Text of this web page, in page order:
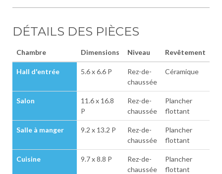
DÉTAILS DES PIÈCES
Chambre Dimensions Niveau Revêtement
Hall d'entrée 5.6 x 6.6 P
Rez-de-
chaussée
Céramique
Salon
11.6 x 16.8
P
Rez-de-
chaussée
Plancher
flottant
Salle à manger 9.2 x 13.2 P
Rez-de-
chaussée
Plancher
flottant
Cuisine 9.7 x 8.8 P
Rez-de-
chaussée
Plancher
flottant